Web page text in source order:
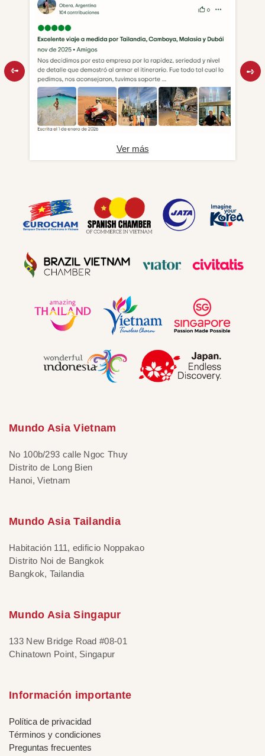
Ver más
Mundo Asia Vietnam
No 100b/293 calle Ngoc Thuy
Distrito de Long Bien
Hanoi, Vietnam
Mundo Asia Tailandia
Habitación 111, edificio Noppakao
Distrito Noi de Bangkok
Bangkok, Tailandia
Mundo Asia Singapur
133 New Bridge Road #08-01
Chinatown Point, Singapur
Información importante
Política de privacidad
Términos y condiciones
Preguntas frecuentes